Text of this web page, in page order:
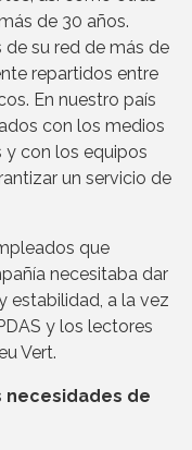
de 30 años.
de su red de más de
repartidos entre
En nuestro país
con los medios
con los equipos
un servicio de
que
necesitaba dar
estabilidad, a la vez
y los lectores
Vert.
necesidades de